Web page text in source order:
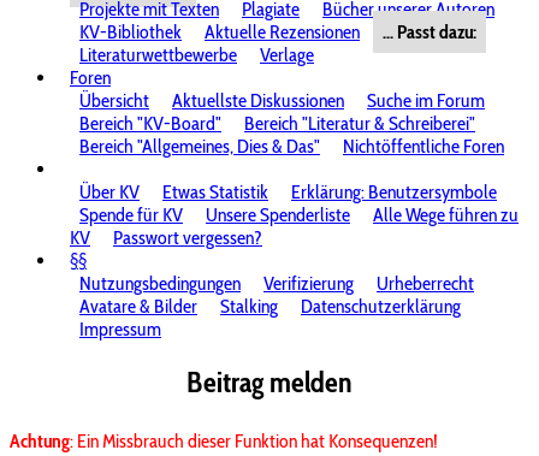
Projekte mit Texten
Plagiate
Bücher unserer Autoren
KV-Bibliothek
Aktuelle Rezensionen
... Passt dazu:
Literaturwettbewerbe
Verlage
Foren
Übersicht
Aktuellste Diskussionen
Suche im Forum
Bereich "KV-Board"
Bereich "Literatur & Schreiberei"
Bereich "Allgemeines, Dies & Das"
Nichtöffentliche Foren
Über KV
Etwas Statistik
Erklärung: Benutzersymbole
Spende für KV
Unsere Spenderliste
Alle Wege führen zu
KV
Passwort vergessen?
§§
Nutzungsbedingungen
Verifizierung
Urheberrecht
Avatare & Bilder
Stalking
Datenschutzerklärung
Impressum
Beitrag melden
Achtung: Ein Missbrauch dieser Funktion hat Konsequenzen!